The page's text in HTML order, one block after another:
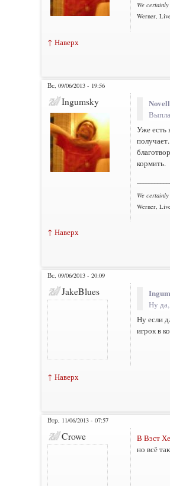
We
Werner,
↑ Наверх
Вс, 09/06/2013 - 19:56
Ingumsky
Уже есть
кормить.
We
Werner,
↑ Наверх
Вс, 09/06/2013 - 20:09
JakeBlues
Ну
Ну если
игрок в
↑ Наверх
Втр, 11/06/2013 - 07:57
Crowe
В Вэст
но всё